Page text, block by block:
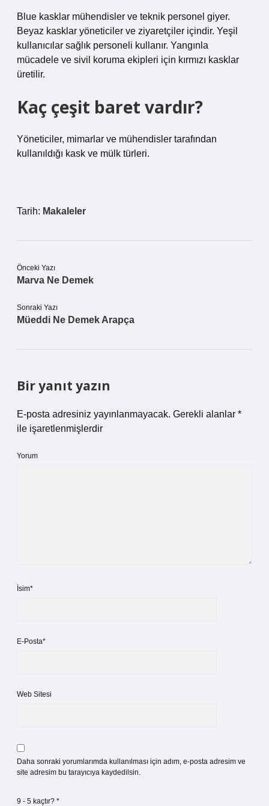
Blue kasklar mühendisler ve teknik personel giyer.
Beyaz kasklar yöneticiler ve ziyaretçiler içindir. Yeşil
kullanıcılar sağlık personeli kullanır. Yangınla
mücadele ve sivil koruma ekipleri için kırmızı kasklar
üretilir.
Kaç çeşit baret vardır?
Yöneticiler, mimarlar ve mühendisler tarafından
kullanıldığı kask ve mülk türleri.
Tarih: Makaleler
Önceki Yazı
Marva Ne Demek
Sonraki Yazı
Müeddi Ne Demek Arapça
Bir yanıt yazın
E-posta adresiniz yayınlanmayacak. Gerekli alanlar *
ile işaretlenmişlerdir
Yorum
İsim*
E-Posta*
Web Sitesi
Daha sonraki yorumlarımda kullanılması için adım, e-posta adresim ve
site adresim bu tarayıcıya kaydedilsin.
9 - 5 kaçtır? *